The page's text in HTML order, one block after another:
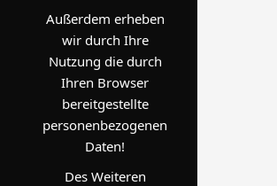
Außerdem erheben
wir durch Ihre
Nutzung die durch
Ihren Browser
bereitgestellte
personenbezogenen
Daten!
Des Weiteren